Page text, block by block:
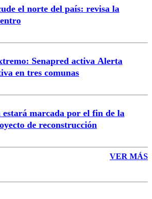
el norte del país: revisa la
Senapred activa Alerta
en tres comunas
estará marcada por el fin de la
de reconstrucción
VER MÁS